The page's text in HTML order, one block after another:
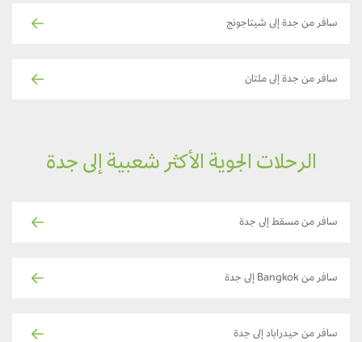
سافر من جدة إلى شيتاجونج
سافر من جدة إلى ملتان
الرحلات الجوية الأكثر شعبية إلى جدة
سافر من مسقط إلى جدة
سافر من Bangkok إلى جدة
سافر من حيدراباد إلى جدة